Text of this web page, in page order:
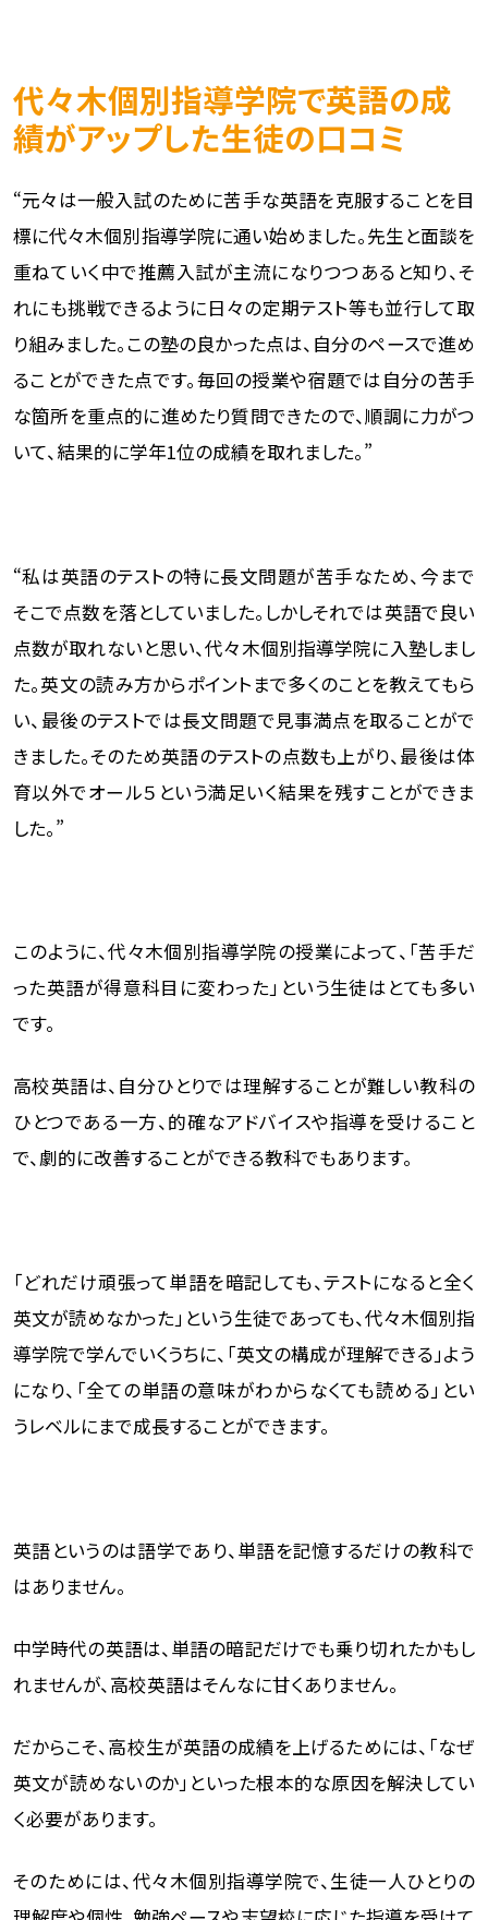
代々木個別指導学院で英語の成
績がアップした生徒の口コミ
“元々は一般入試のために苦手な英語を克服することを目
標に代々木個別指導学院に通い始めました。先生と面談を
重ねていく中で推薦入試が主流になりつつあると知り、そ
れにも挑戦できるように日々の定期テスト等も並行して取
り組みました。この塾の良かった点は、自分のペースで進め
ることができた点です。毎回の授業や宿題では自分の苦手
な箇所を重点的に進めたり質問できたので、順調に力がつ
いて、結果的に学年1位の成績を取れました。”
“私は英語のテストの特に長文問題が苦手なため、今まで
そこで点数を落としていました。しかしそれでは英語で良い
点数が取れないと思い、代々木個別指導学院に入塾しまし
た。英文の読み方からポイントまで多くのことを教えてもら
い、最後のテストでは長文問題で見事満点を取ることがで
きました。そのため英語のテストの点数も上がり、最後は体
育以外でオール５という満足いく結果を残すことができま
した。”
このように、代々木個別指導学院の授業によって、「苦手だ
った英語が得意科目に変わった」という生徒はとても多い
です。
高校英語は、自分ひとりでは理解することが難しい教科の
ひとつである一方、的確なアドバイスや指導を受けること
で、劇的に改善することができる教科でもあります。
「どれだけ頑張って単語を暗記しても、テストになると全く
英文が読めなかった」という生徒であっても、代々木個別指
導学院で学んでいくうちに、「英文の構成が理解できる」よう
になり、「全ての単語の意味がわからなくても読める」とい
うレベルにまで成長することができます。
英語というのは語学であり、単語を記憶するだけの教科で
はありません。
中学時代の英語は、単語の暗記だけでも乗り切れたかもし
れませんが、高校英語はそんなに甘くありません。
だからこそ、高校生が英語の成績を上げるためには、「なぜ
英文が読めないのか」といった根本的な原因を解決してい
く必要があります。
そのためには、代々木個別指導学院で、生徒一人ひとりの